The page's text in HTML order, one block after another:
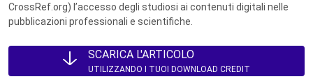
CrossRef.org) l’accesso degli studiosi ai contenuti digitali nelle
pubblicazioni professionali e scientifiche.
SCARICA L'ARTICOLO
UTILIZZANDO I TUOI DOWNLOAD CREDIT